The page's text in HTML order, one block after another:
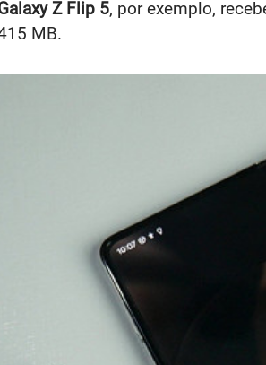
Z Flip 5, por exemplo,
MB.